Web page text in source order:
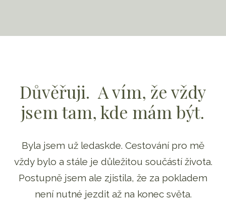
Důvěřuji. A vím, že vždy
jsem tam, kde mám být.
Byla jsem už ledaskde. Cestování pro mě
vždy bylo a stále je důležitou součástí života.
Postupně jsem ale zjistila, že za pokladem
není nutné jezdit až na konec světa.